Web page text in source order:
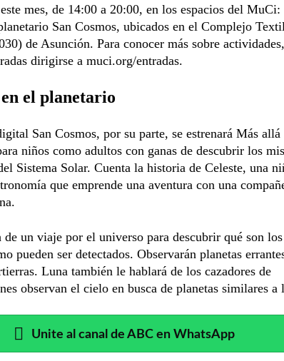
mes, de 14:00 a 20:00, en los espacios del MuCi:
San Cosmos, ubicados en el Complejo
de Asunción. Para conocer más sobre
dirigirse a muci.org/entradas.
el planetario
San Cosmos, por su parte, se estrenará Más
niños como adultos con ganas de descubrir los
Sistema Solar. Cuenta la historia de Celeste, una
que emprende una aventura con una
de un viaje por el universo para descubrir qué son los
pueden ser detectados. Observarán planetas
Luna también le hablará de los cazadores de
observan el cielo en busca de planetas similares a
Unite al canal de ABC en WhatsApp